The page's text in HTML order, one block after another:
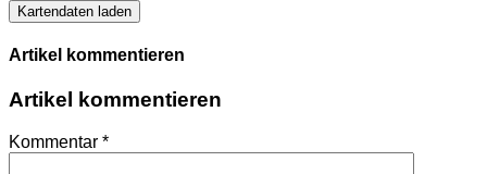
Kartendaten laden
Artikel kommentieren
Artikel kommentieren
Kommentar *